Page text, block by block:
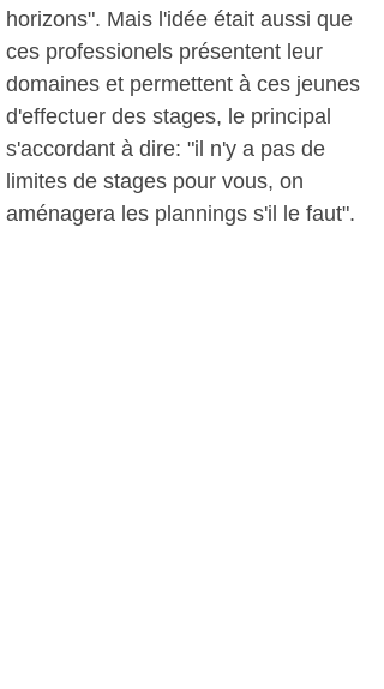
horizons". Mais l'idée était aussi que
ces professionels présentent leur
domaines et permettent à ces jeunes
d'effectuer des stages, le principal
s'accordant à dire: "il n'y a pas de
limites de stages pour vous, on
aménagera les plannings s'il le faut".